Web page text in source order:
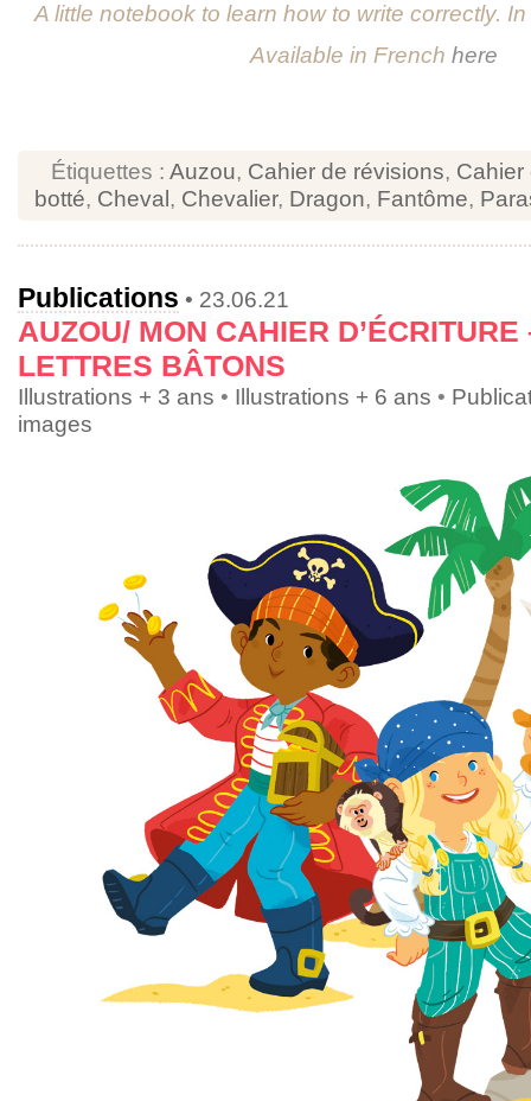
A little notebook to learn how to write correctly.
Available in French here
Étiquettes : Auzou, Cahier de révisions, Cahier
botté, Cheval , Chevalier, Dragon, Fantôme,
Publications • 23.06.21
AUZOU/ MON CAHIER D’ÉCRITURE
LETTRES BÂTONS
Illustrations + 3 ans • Illustrations + 6 ans •
images